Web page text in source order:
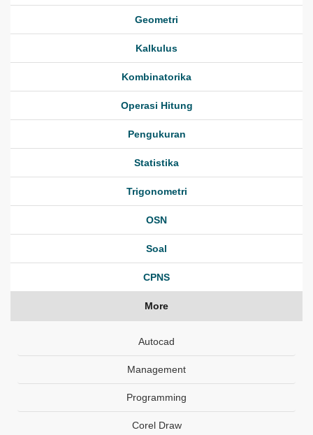
Geometri
Kalkulus
Kombinatorika
Operasi Hitung
Pengukuran
Statistika
Trigonometri
OSN
Soal
CPNS
More
Autocad
Management
Programming
Corel Draw